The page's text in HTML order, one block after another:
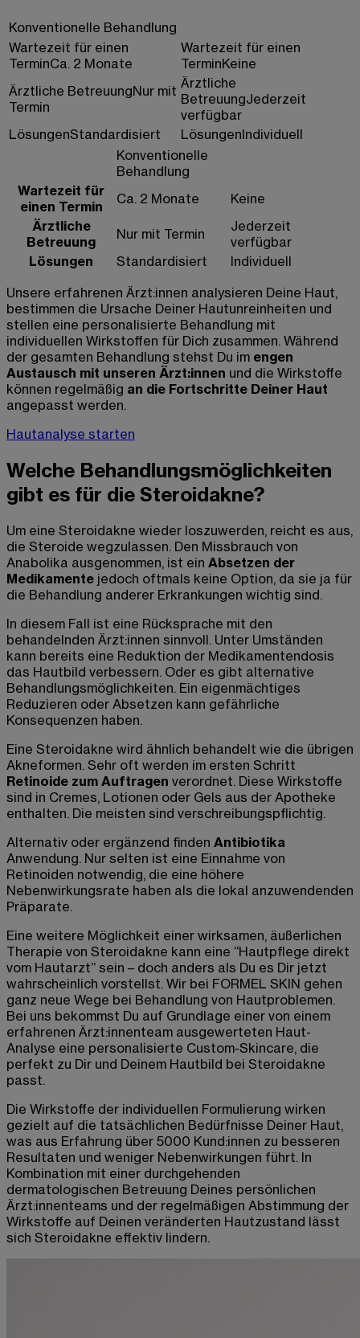
Konventionelle Behandlung
Wartezeit für einen
TerminCa. 2 Monate
Wartezeit für einen
TerminKeine
Ärztliche BetreuungNur mit
Termin
Ärztliche
BetreuungJederzeit
verfügbar
LösungenStandardisiert LösungenIndividuell
Konventionelle
Behandlung
Wartezeit für
einen Termin
Ca. 2 Monate
Keine
Ärztliche
Betreuung
Nur mit Termin
Jederzeit
verfügbar
Lösungen
Standardisiert
Individuell
Unsere erfahrenen Ärzt:innen analysieren Deine Haut,
bestimmen die Ursache Deiner Hautunreinheiten und
stellen eine personalisierte Behandlung mit
individuellen Wirkstoffen für Dich zusammen. Während
der gesamten Behandlung stehst Du im engen
Austausch mit unseren Ärzt:innen und die Wirkstoffe
können regelmäßig an die Fortschritte Deiner Haut
angepasst werden.
Hautanalyse starten
Welche Behandlungsmöglichkeiten
gibt es für die Steroidakne?
Um eine Steroidakne wieder loszuwerden, reicht es aus,
die Steroide wegzulassen. Den Missbrauch von
Anabolika ausgenommen, ist ein Absetzen der
Medikamente jedoch oftmals keine Option, da sie ja für
die Behandlung anderer Erkrankungen wichtig sind.
In diesem Fall ist eine Rücksprache mit den
behandelnden Ärzt:innen sinnvoll. Unter Umständen
kann bereits eine Reduktion der Medikamentendosis
das Hautbild verbessern. Oder es gibt alternative
Behandlungsmöglichkeiten. Ein eigenmächtiges
Reduzieren oder Absetzen kann gefährliche
Konsequenzen haben.
Eine Steroidakne wird ähnlich behandelt wie die übrigen
Akneformen. Sehr oft werden im ersten Schritt
Retinoide zum Auftragen verordnet. Diese Wirkstoffe
sind in Cremes, Lotionen oder Gels aus der Apotheke
enthalten. Die meisten sind verschreibungspflichtig.
Alternativ oder ergänzend finden Antibiotika
Anwendung. Nur selten ist eine Einnahme von
Retinoiden notwendig, die eine höhere
Nebenwirkungsrate haben als die lokal anzuwendenden
Präparate.
Eine weitere Möglichkeit einer wirksamen, äußerlichen
Therapie von Steroidakne kann eine “Hautpflege direkt
vom Hautarzt” sein – doch anders als Du es Dir jetzt
wahrscheinlich vorstellst. Wir bei FORMEL SKIN gehen
ganz neue Wege bei Behandlung von Hautproblemen.
Bei uns bekommst Du auf Grundlage einer von einem
erfahrenen Ärzt:innenteam ausgewerteten Haut-
Analyse eine personalisierte Custom-Skincare, die
perfekt zu Dir und Deinem Hautbild bei Steroidakne
passt.
Die Wirkstoffe der individuellen Formulierung wirken
gezielt auf die tatsächlichen Bedürfnisse Deiner Haut,
was aus Erfahrung über 5000 Kund:innen zu besseren
Resultaten und weniger Nebenwirkungen führt. In
Kombination mit einer durchgehenden
dermatologischen Betreuung Deines persönlichen
Ärzt:innenteams und der regelmäßigen Abstimmung der
Wirkstoffe auf Deinen veränderten Hautzustand lässt
sich Steroidakne effektiv lindern.